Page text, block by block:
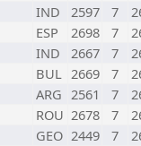
IND 2597 7
ESP 2698 7
IND 2667 7
BUL 2669 7
ARG 2561 7
ROU 2678 7
GEO 2449 7